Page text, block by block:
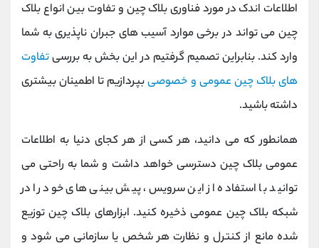
اطلاعات اندک در مورد فناوری بلاک چین و تفاوت بین انواع بلاک
چین می تواند در برخی موارد آسیب های جبران ناپذیری به شما
وارد کند. بنابراین تصمیم گرفتیم در این بخش به بررسیتفاوت
های بلاک چین عمومی و خصوصیبپردازیم تا اطمینان بیشتری
داشته باشید.
همانطور که می دانید، هر کسی از هر کجای دنیا به اطلاعات
عمومی بلاک چین دسترسی خواهد داشت و شما به راحتی می
توانید با استفاده از این سرویس، پیش بینی های خود را در
شبکه بلاک چین عمومی ذخیره کنید. ابزارهای بلاک چین توزیع
شده مانع از کنترل و نظارت هر شخص یا سازمانی می شود و